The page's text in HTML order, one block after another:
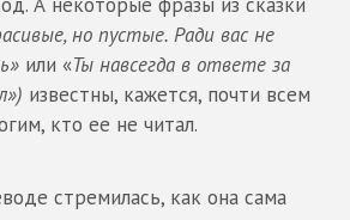
А некоторые фразы из сказки
но пустые. Ради вас не
или «Ты навсегда в ответе за
известны, кажется, почти всем
кто ее не читал.
стремилась, как она сама